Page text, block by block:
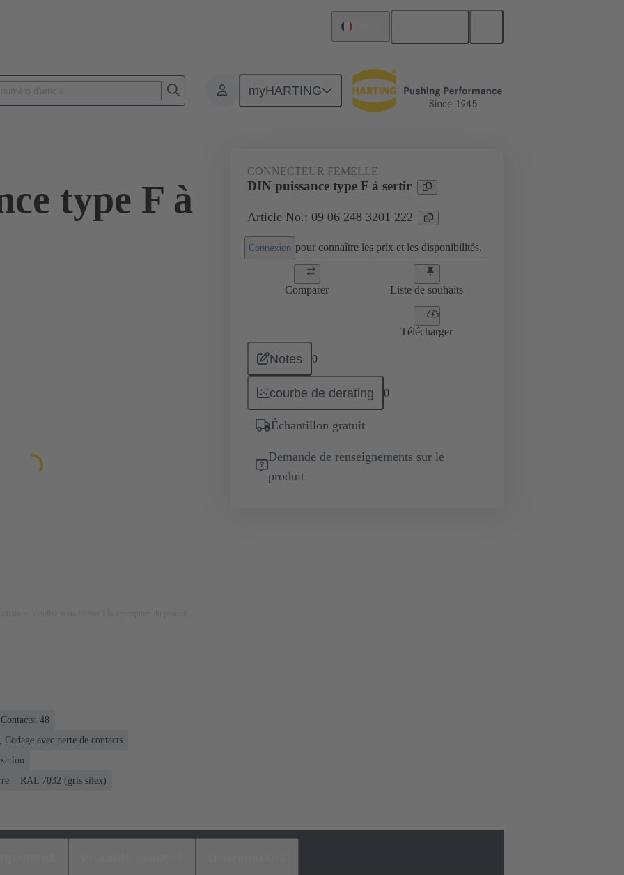
myHARTING
type F à
CONNECTEUR FEMELLE
DIN puissance type F à sertir
Article No.: 09 06 248 3201 222
Connexion pour connaître les prix et les disponibilités.
Comparer Liste de souhaits
Télécharger
Notes 0
courbe de derating 0
Échantillon gratuit
Demande de renseignements sur le
produit
Contacts: 48
avec perte de contacts
RAL 7032 (gris silex)